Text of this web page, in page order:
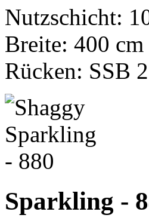
Nutzschicht:
Breite: 400 cm
Rücken: SSB 2
Sparkling -